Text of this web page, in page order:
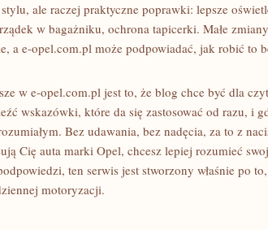
ale raczej praktyczne poprawki: lepsze
w bagażniku, ochrona tapicerki. Małe
a e-opel.com.pl może podpowiadać, jak robić to
w e-opel.com.pl jest to, że blog chce być dla
wskazówki, które da się zastosować od razu, i
Bez udawania, bez nadęcia, za to z
Cię auta marki Opel, chcesz lepiej rozumieć
ten serwis jest stworzony właśnie po
motoryzacji.